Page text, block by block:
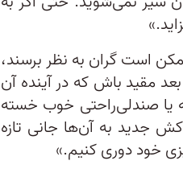
است گران به ‌نظر برسند،
مقید باش که در آینده آن
یا صندلی‌راحتی خوب خسته
جدید به آن‌ها جانی تازه‌
خود دوری کنیم.»